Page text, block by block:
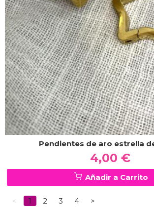
Pendientes de aro estrella
4,00 €
Añadir a Carrito
< 1 2 3 4 >